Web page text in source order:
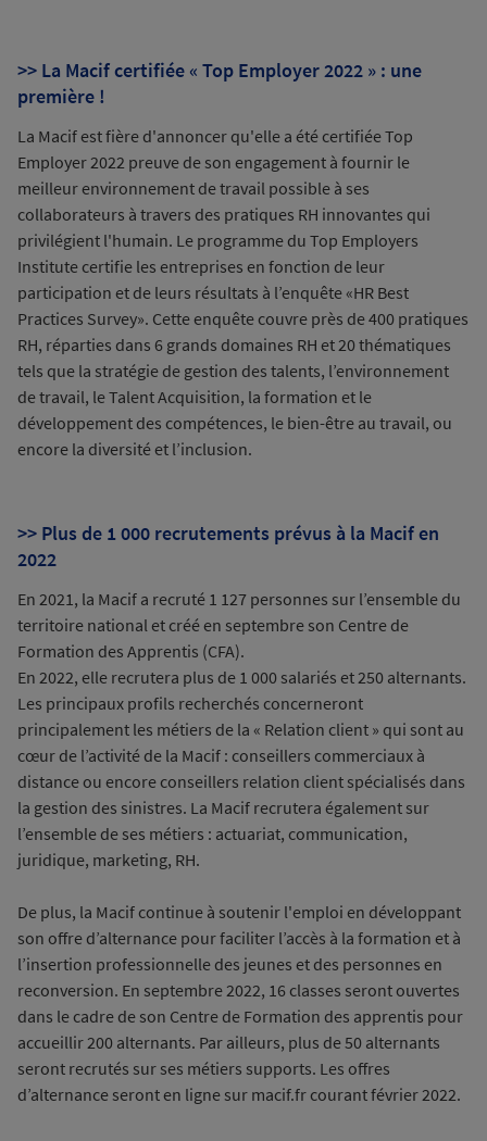
>> La Macif certifiée « Top Employer 2022 » : une
première !
La Macif est fière d'annoncer qu'elle a été certifiée Top
Employer 2022 preuve de son engagement à fournir le
meilleur environnement de travail possible à ses
collaborateurs à travers des pratiques RH innovantes qui
privilégient l'humain. Le programme du Top Employers
Institute certifie les entreprises en fonction de leur
participation et de leurs résultats à l’enquête «HR Best
Practices Survey». Cette enquête couvre près de 400 pratiques
RH, réparties dans 6 grands domaines RH et 20 thématiques
tels que la stratégie de gestion des talents, l’environnement
de travail, le Talent Acquisition, la formation et le
développement des compétences, le bien-être au travail, ou
encore la diversité et l’inclusion.
>> Plus de 1 000 recrutements prévus à la Macif en
2022
En 2021, la Macif a recruté 1 127 personnes sur l’ensemble du
territoire national et créé en septembre son Centre de
Formation des Apprentis (CFA).
En 2022, elle recrutera plus de 1 000 salariés et 250 alternants.
Les principaux profils recherchés concerneront
principalement les métiers de la « Relation client » qui sont au
cœur de l’activité de la Macif : conseillers commerciaux à
distance ou encore conseillers relation client spécialisés dans
la gestion des sinistres. La Macif recrutera également sur
l’ensemble de ses métiers : actuariat, communication,
juridique, marketing, RH.
De plus, la Macif continue à soutenir l'emploi en développant
son offre d’alternance pour faciliter l’accès à la formation et à
l’insertion professionnelle des jeunes et des personnes en
reconversion. En septembre 2022, 16 classes seront ouvertes
dans le cadre de son Centre de Formation des apprentis pour
accueillir 200 alternants. Par ailleurs, plus de 50 alternants
seront recrutés sur ses métiers supports. Les offres
d’alternance seront en ligne sur macif.fr courant février 2022.